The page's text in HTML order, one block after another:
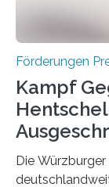
Förderungen
Kampf
Die